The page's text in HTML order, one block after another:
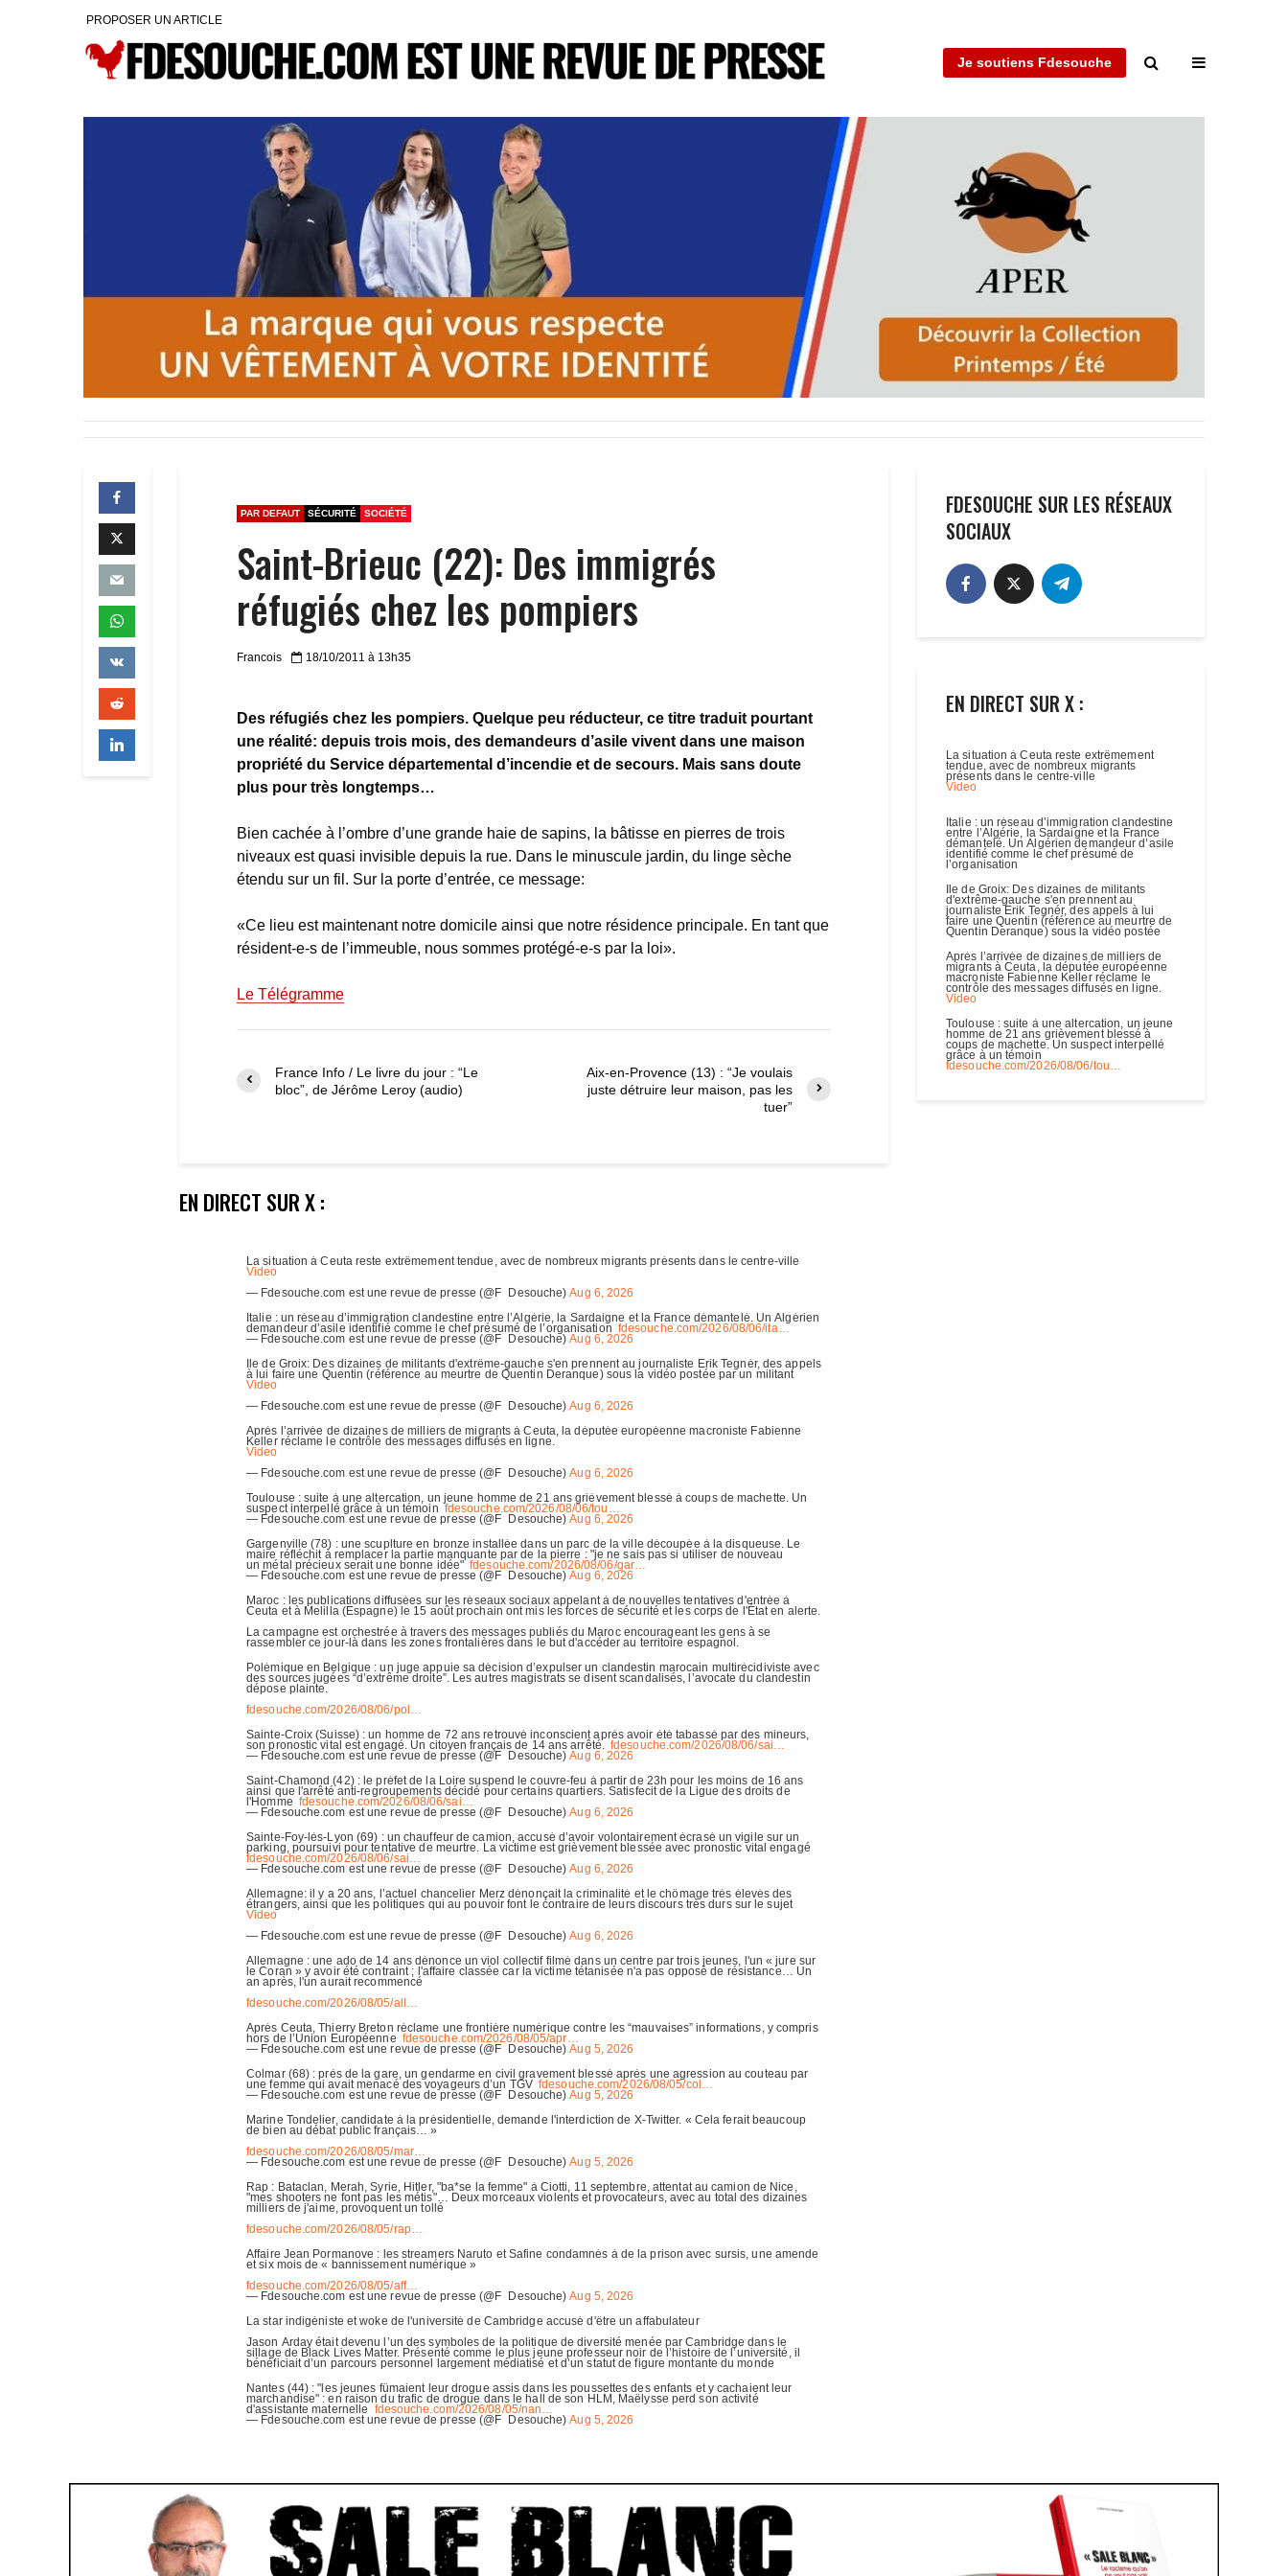
PROPOSER UN ARTICLE
Je soutiens Fdesouche
PAR DEFAUT SÉCURITÉ SOCIÉTÉ
Saint-Brieuc (22): Des immigrés
réfugiés chez les pompiers
Francois 18/10/2011 à 13h35
Des réfugiés chez les pompiers. Quelque peu réducteur, ce titre traduit pourtant
une réalité: depuis trois mois, des demandeurs d’asile vivent dans une maison
propriété du Service départemental d’incendie et de secours. Mais sans doute
plus pour très longtemps…
Bien cachée à l’ombre d’une grande haie de sapins, la bâtisse en pierres de trois
niveaux est quasi invisible depuis la rue. Dans le minuscule jardin, du linge sèche
étendu sur un fil. Sur la porte d’entrée, ce message:
«Ce lieu est maintenant notre domicile ainsi que notre résidence principale. En tant que
résident-e-s de l’immeuble, nous sommes protégé-e-s par la loi».
Le Télégramme
France Info / Le livre du jour : “Le
bloc”, de Jérôme Leroy (audio)
Aix-en-Provence (13) : “Je voulais
juste détruire leur maison, pas les
tuer”
EN DIRECT SUR X :
FDESOUCHE SUR LES RÉSEAUX
SOCIAUX
EN DIRECT SUR X :